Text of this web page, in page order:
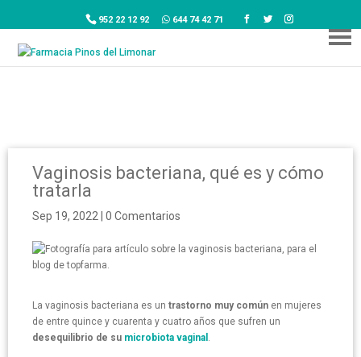
952 22 12 92 644 74 42 71
Vaginosis bacteriana, qué es y cómo
tratarla
Sep 19, 2022 0 Comentarios
La vaginosis bacteriana es un trastorno muy común en mujeres
de entre quince y cuarenta y cuatro años que sufren un
desequilibrio de su microbiota vaginal .